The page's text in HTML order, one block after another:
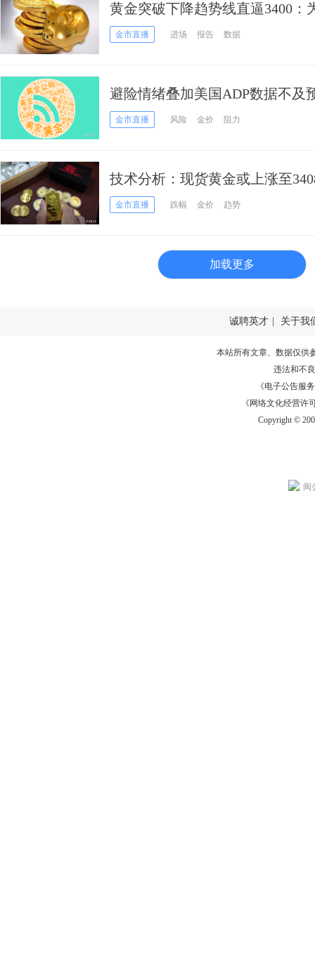
黄金突破下降趋势线直逼3400：
农恐是突破口
金市直播 进场 报告 数据
避险情绪叠加美国ADP数据不及
运行
金市直播 风险 金价 阻力
技术分析：现货黄金或上涨至
金市直播 跌幅 金价 趋势
加载更多
诚聘英才 关于我
本站所有文章、数据仅供
违法和不
《电子公告服务
《网络文化经营许
Copyright ©
闽